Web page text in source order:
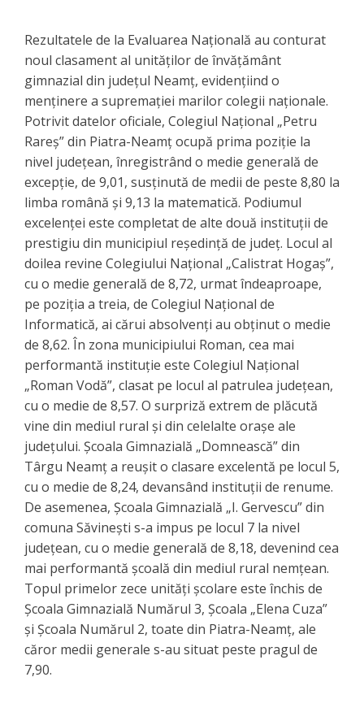
Rezultatele de la Evaluarea Națională au conturat
noul clasament al unităților de învățământ
gimnazial din județul Neamț, evidențiind o
menținere a supremației marilor colegii naționale.
Potrivit datelor oficiale, Colegiul Național „Petru
Rareș” din Piatra-Neamț ocupă prima poziție la
nivel județean, înregistrând o medie generală de
excepție, de 9,01, susținută de medii de peste 8,80 la
limba română și 9,13 la matematică. ​Podiumul
excelenței este completat de alte două instituții de
prestigiu din municipiul reședință de județ. Locul al
doilea revine Colegiului Național „Calistrat Hogaș”,
cu o medie generală de 8,72, urmat îndeaproape,
pe poziția a treia, de Colegiul Național de
Informatică, ai cărui absolvenți au obținut o medie
de 8,62. În zona municipiului Roman, cea mai
performantă instituție este Colegiul Național
„Roman Vodă”, clasat pe locul al patrulea județean,
cu o medie de 8,57. ​O surpriză extrem de plăcută
vine din mediul rural și din celelalte orașe ale
județului. Școala Gimnazială „Domnească” din
Târgu Neamț a reușit o clasare excelentă pe locul 5,
cu o medie de 8,24, devansând instituții de renume.
De asemenea, Școala Gimnazială „I. Gervescu” din
comuna Săvinești s-a impus pe locul 7 la nivel
județean, cu o medie generală de 8,18, devenind cea
mai performantă școală din mediul rural nemțean.
Topul primelor zece unități școlare este închis de
Școala Gimnazială Numărul 3, Școala „Elena Cuza”
și Școala Numărul 2, toate din Piatra-Neamț, ale
căror medii generale s-au situat peste pragul de
7,90.